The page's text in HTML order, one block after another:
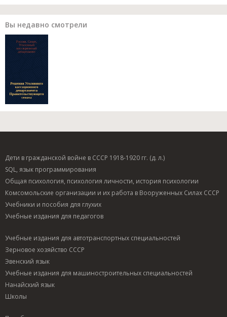
Вы недавно смотрели
Дети в гражданской войне в СССР 1918-1920 гг. (д. л.)
SQL, язык программирования
Общая психология, психология личности, история психологии
Комсомольские организации и их работа в Вооруженных Силах СССР
Учебники и пособия для глухих
Учебные издания для педагогов
Учебные издания для автотранспортных специальностей
Зерновое хозяйство СССР
Эвенский язык
Учебные издания для машиностроительных специальностей
Нанайский язык
Школы